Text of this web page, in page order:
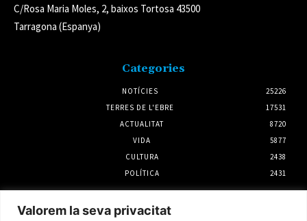
Valorem la seva privacitat
C/Rosa Maria Moles, 2, baixos Tortosa 43500
Tarragona (Espanya)
Categories
NOTÍCIES
25226
TERRES DE L'EBRE
17531
ACTUALITAT
8720
VIDA
5877
CULTURA
2438
POLÍTICA
2431